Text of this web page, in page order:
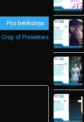
Pos berikutnya
Crop of Presenters